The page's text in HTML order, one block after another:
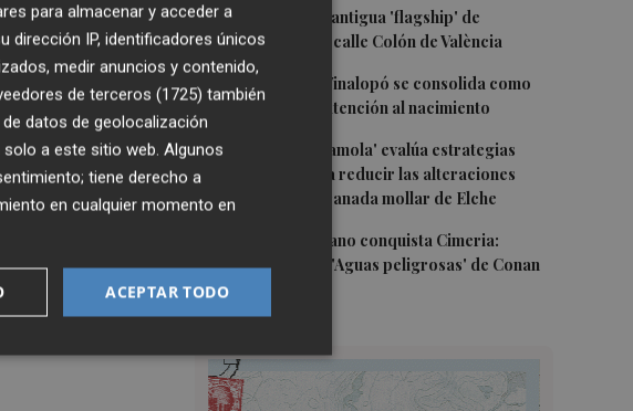
2Oysho ocupa la antigua 'flagship' de
Nespresso en la calle Colón de València
3 El Hospital del Vinalopó se consolida como
referente en la atención al nacimiento
4El proyecto 'Gramola' evalúa estrategias
sostenibles para reducir las alteraciones
internas de la granada mollar de Elche
El talento murciano conquista Cimeria:
Dagnino ilustra 'Aguas peligrosas' de Conan
el Bárbaro
para almacenar y acceder a
dirección IP, identificadores únicos
medir anuncios y contenido,
de terceros (1725) también
datos de geolocalización
a este sitio web. Algunos
tiene derecho a
en cualquier momento en
ACEPTAR TODO